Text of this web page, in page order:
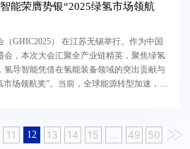
能荣膺势银“2025绿氢市场领航
GHIC2025） 在江苏无锡举行。作为中国
会，本次大会汇聚全产业链精英，聚焦绿氢
氢导智能凭借在氢能装备领域的突出贡献与
市场领航奖”。当前，全球能源转型加速，绿
11 12 13 14 15 ... 49 50